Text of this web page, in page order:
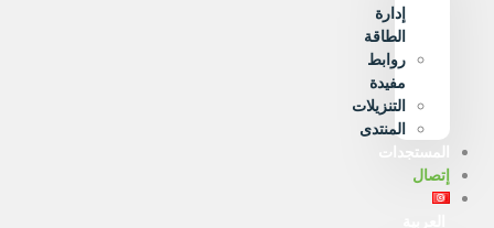
إدارة
الطاقة
روابط
مفيدة
التنزيلات
المنتدى
المستجدات
إتصال